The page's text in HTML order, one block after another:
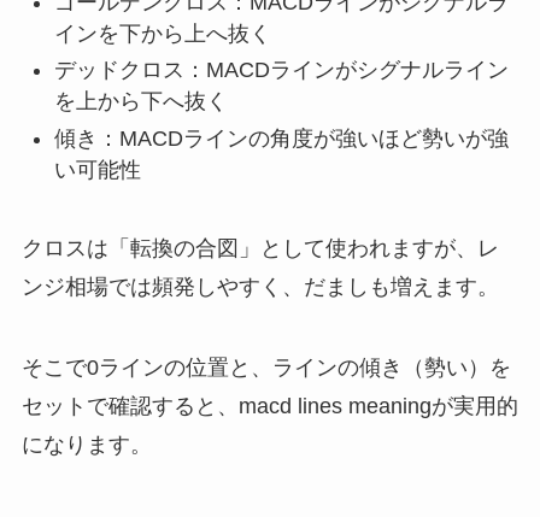
インを下から上へ抜く
デッドクロス：MACDラインがシグナルライン
を上から下へ抜く
傾き：MACDラインの角度が強いほど勢いが強
い可能性
クロスは「転換の合図」として使われますが、レ
ンジ相場では頻発しやすく、だましも増えます。
そこで0ラインの位置と、ラインの傾き（勢い）を
セットで確認すると、macd lines meaningが実用的
になります。